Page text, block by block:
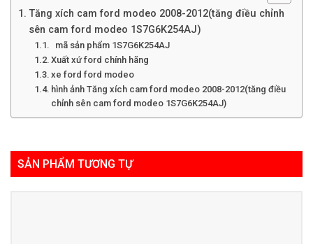
Tăng xích cam ford modeo 2008-2012(tăng điều chỉnh
sên cam ford modeo 1S7G6K254AJ)
mã sản phẩm 1S7G6K254AJ
Xuất xứ ford chính hãng
xe ford ford modeo
hình ảnh Tăng xích cam ford modeo 2008-2012(tăng điều
chỉnh sên cam ford modeo 1S7G6K254AJ)
SẢN PHẨM TƯƠNG TỰ